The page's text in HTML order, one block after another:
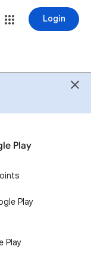
Login
Play
Play
Play